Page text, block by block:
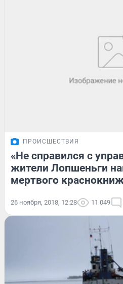
ПРОИСШЕСТВИЯ
«Не справился с
жители Лопшеньги
мертвого
26 ноября, 2018, 12:28 11 049